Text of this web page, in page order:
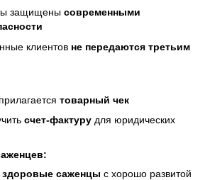
защищены современными
клиентов не передаются третьим
товарный чек
счет-фактуру для юридических
здоровые саженцы с хорошо развитой